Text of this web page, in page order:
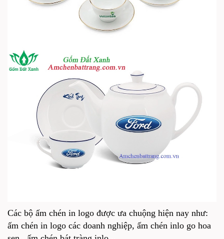
Các bộ ấm chén in logo được ưa chuộng hiện nay như:
ấm chén in logo các doanh nghiệp, ấm chén inlo go hoa